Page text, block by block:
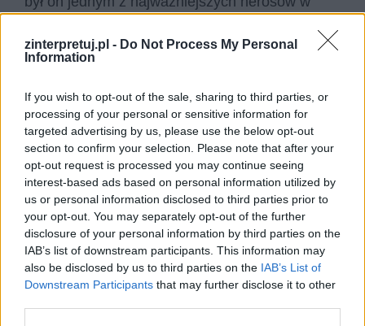
zinterpretuj.pl - Do Not Process My Personal
Information
If you wish to opt-out of the sale, sharing to third parties, or
processing of your personal or sensitive information for
targeted advertising by us, please use the below opt-out
section to confirm your selection. Please note that after your
opt-out request is processed you may continue seeing
interest-based ads based on personal information utilized by
us or personal information disclosed to third parties prior to
your opt-out. You may separately opt-out of the further
disclosure of your personal information by third parties on the
IAB’s list of downstream participants. This information may
also be disclosed by us to third parties on the IAB’s List of
Downstream Participants that may further disclose it to other
na swoją sławę.